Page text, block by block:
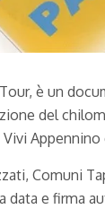
è un
del
Comuni
data e firma